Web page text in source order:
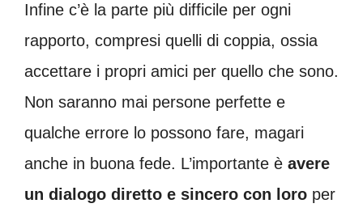
Infine c’è la parte più difficile per ogni
rapporto, compresi quelli di coppia, ossia
accettare i propri amici per quello che sono.
Non saranno mai persone perfette e
qualche errore lo possono fare, magari
anche in buona fede. L’importante è avere
un dialogo diretto e sincero con loro per